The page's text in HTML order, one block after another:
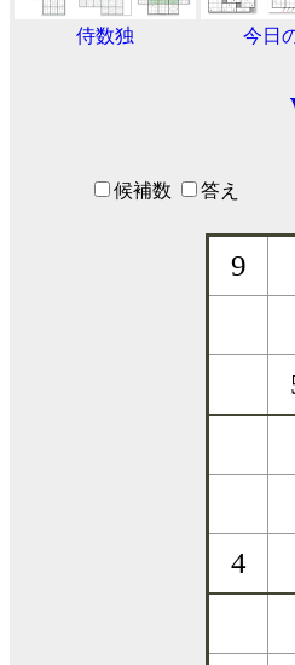
侍数独 今日
候補数 答え